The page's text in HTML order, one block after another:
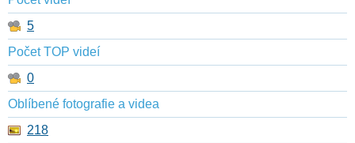
5
Počet TOP videí
0
Oblíbené fotografie a videa
218